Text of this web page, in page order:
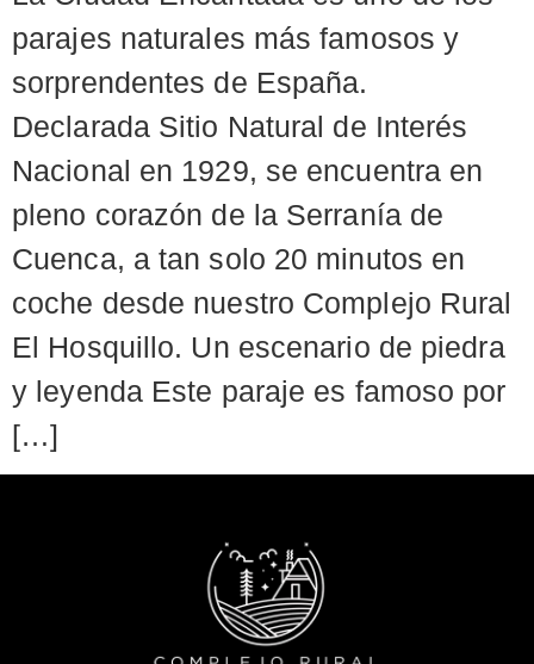
parajes naturales más famosos y
sorprendentes de España.
Declarada Sitio Natural de Interés
Nacional en 1929, se encuentra en
pleno corazón de la Serranía de
Cuenca, a tan solo 20 minutos en
coche desde nuestro Complejo Rural
El Hosquillo. Un escenario de piedra
y leyenda Este paraje es famoso por
[…]